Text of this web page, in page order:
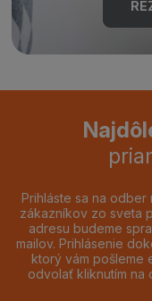
Prihláste sa na
zákazníkov zo sveta
adresu budeme
mailov. Prihlásenie
ktorý vám pošleme
odvolať kliknutím na